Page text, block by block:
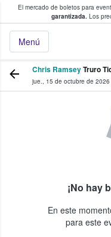
El mercado de boletos para
garantizada. Los
Menú
fans
Chris RamseyTruro
jue., 15 de octubre de 2026
¡No hay
En este
para este